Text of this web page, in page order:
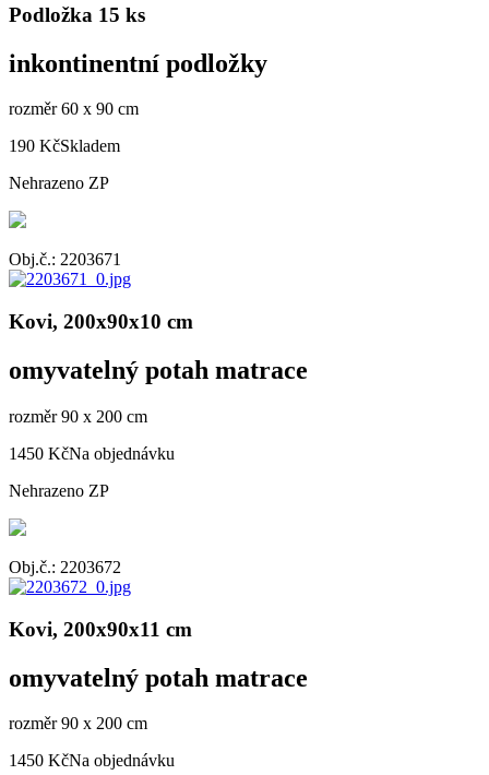
Podložka 15 ks
inkontinentní podložky
rozměr 60 x 90 cm
190 KčSkladem
Nehrazeno ZP
Obj.č.: 2203671
Kovi, 200x90x10 cm
omyvatelný potah matrace
rozměr 90 x 200 cm
1450 KčNa objednávku
Nehrazeno ZP
Obj.č.: 2203672
Kovi, 200x90x11 cm
omyvatelný potah matrace
rozměr 90 x 200 cm
1450 KčNa objednávku